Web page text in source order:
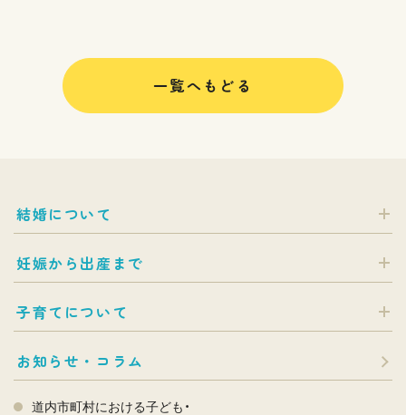
一覧へもどる
結婚について
妊娠から出産まで
子育てについて
お知らせ・コラム
道内市町村における子ども・